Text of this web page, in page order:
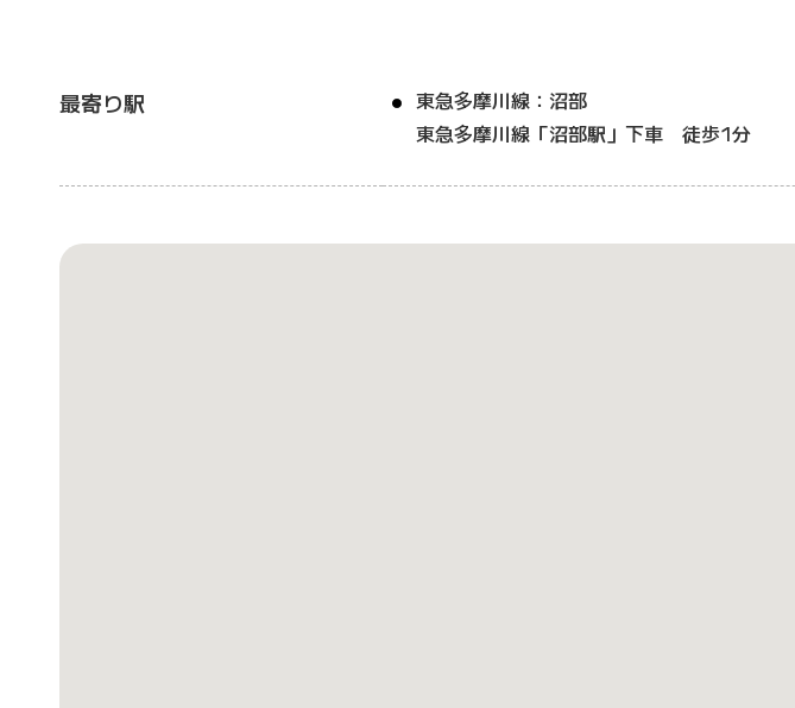
最寄り駅
東急多摩川線：沼部
東急多摩川線「沼部駅」下車 徒歩1分